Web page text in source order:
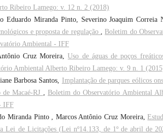
Ribeiro Lamego: v. 12 n. 2 (2018)
Eduardo Miranda Pinto, Severino Joaquim Correia
e proposta de regulação , Boletim do
Ambiental - IFF
Cruz Moreira,Uso de águas de poços
Ambiental Alberto Ribeiro Lamego: v. 9 n. 1
Barbosa Santos, Implantação de parques eólicos
Macaé-RJ , Boletim do Observatório Ambiental
IFF
Miranda Pinto , Marcos Antônio Cruz Moreira,
Lei de Licitações (Lei nº14.133, de 1º de abril de